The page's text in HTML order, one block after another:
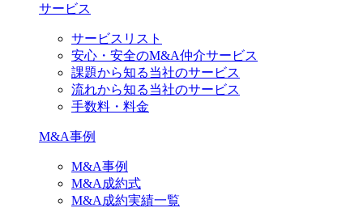
サービス
サービスリスト
安心・安全のM&A仲介サービス
課題から知る当社のサービス
流れから知る当社のサービス
手数料・料金
M&A事例
M&A事例
M&A成約式
M&A成約実績一覧